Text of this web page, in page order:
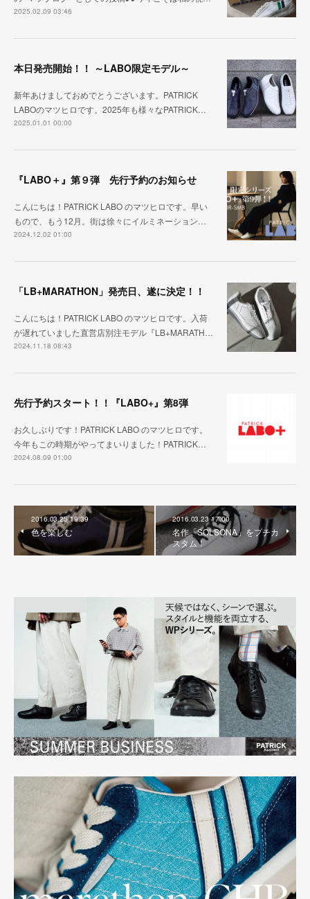
2025.02.09 03:46
本日発売開始！！ ～LABO限定モデル～
新年あけましておめでとうございます。PATRICK
LABOのマツヒロです。2025年も様々なPATRICK…
2025.01.01 00:00
『LABO＋』第９弾 先行予約のお知らせ
こんにちは！PATRICK LABO のマツヒロです。早い
もので、もう12月。街は徐々にイルミネーション…
2024.12.02 01:00
「LB+MARATHON」発売日、遂に決定！！
こんにちは！PATRICK LABO のマツヒロです。入荷
が遅れていました直営店別注モデル『LB+MARATH…
2024.11.18 08:43
先行予約スタート！！『LABO+』第8弾
お久しぶりです！PATRICK LABO のマツヒロです。
今年もこの時期がやってまいりました！PATRICK…
2024.08.09 01:00
2016.03.25 19:39
色を楽しむ
2016.03.23 17:00
名作「SOLSONA」をプチカ
スタム！